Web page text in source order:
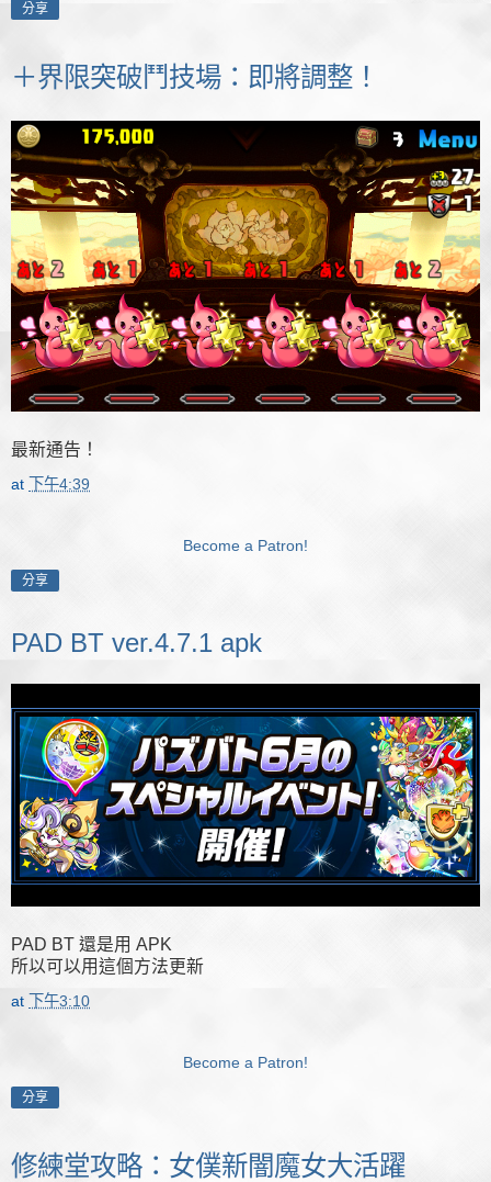
分享
＋界限突破鬥技場：即將調整！
最新通告！
at 下午4:39
Become a Patron!
分享
PAD BT ver.4.7.1 apk
PAD BT 還是用 APK
所以可以用這個方法更新
at 下午3:10
Become a Patron!
分享
修練堂攻略：女僕新闇魔女大活躍